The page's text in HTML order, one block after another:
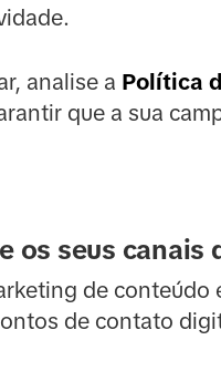
analise a Política
que a sua
os seus canais
de conteúdo
de contato